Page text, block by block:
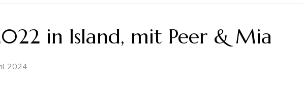
in Island, mit Peer & Mia
2024